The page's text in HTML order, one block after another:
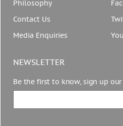
Philosophy
Contact Us
Media Enquiries
NEWSLETTER
Be the first to know, sign up